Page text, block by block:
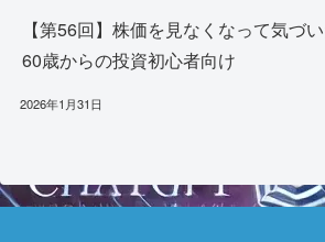
【第56回】株価を見なくなって気づ
60歳からの投資初心者向け
2026年1月31日